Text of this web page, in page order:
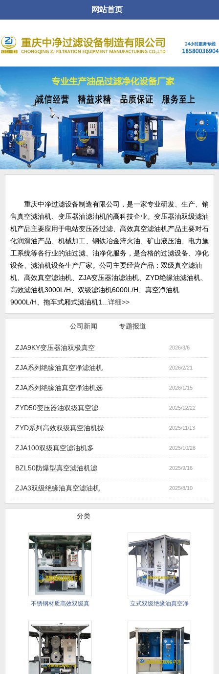
网站首页
重庆中净过滤设备制造有限公司，是一家专业研发、生产、销
售真空滤油机、变压器油滤油机的高科技企业。变压器油双级滤油
机产品主要应用于电站变压器过滤、高效真空滤油机产品主要对石
化润滑油产品、机械加工、钢铁冶金淬火油、矿山液压油、电力施
工系统等各行业的油过滤、油净化服务，是合格的过滤设备、净化
设备、滤油机设备生产厂家。公司主要经营产品：双级真空滤油
机、高效真空滤油机、ZJA变压器油滤油机、ZYD绝缘油滤油机、
高效滤油机3000L/H、双级滤油机6000L/H、真空净油机
9000L/H、拖车式厢式滤油机1... 详细>>
公司新闻 专题报道
ZJA9KY变压器油双极真空 2026/3/6
ZJA系列绝缘油真空净滤油机 2026/2/21
ZJA系列绝缘油真空净油机选 2026/1/15
ZYD50变压器油双级真空滤 2025/12/22
ZYD系列高效双级真空油机操 2025/11/13
ZJA100双级真空滤油机多 2025/10/28
BZL50防爆型真空滤油机滤 2025/9/16
ZJA3双级绝缘油真空滤油机 2025/8/10
分类
不锈钢材质高效双级真 立式双级绝缘油真空净